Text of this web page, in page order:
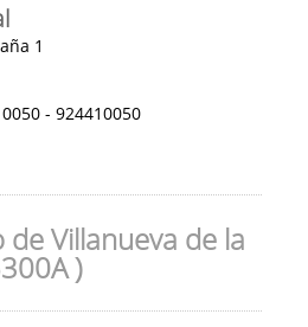
1
- 924410050
Villanueva de la
)